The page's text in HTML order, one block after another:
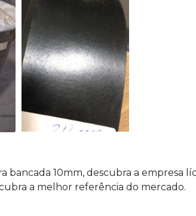
bancada 10mm, descubra a empresa
a melhor referência do mercado.